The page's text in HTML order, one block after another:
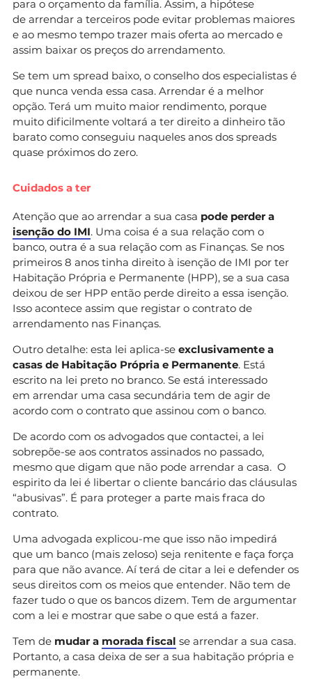
para o orçamento da família. Assim, a hipótese
de arrendar a terceiros pode evitar problemas maiores
e ao mesmo tempo trazer mais oferta ao mercado e
assim baixar os preços do arrendamento.
Se tem um spread baixo, o conselho dos especialistas é
que nunca venda essa casa. Arrendar é a melhor
opção. Terá um muito maior rendimento, porque
muito dificilmente voltará a ter direito a dinheiro tão
barato como conseguiu naqueles anos dos spreads
quase próximos do zero.
Cuidados a ter
Atenção que ao arrendar a sua casa pode perder a
isenção do IMI. Uma coisa é a sua relação com o
banco, outra é a sua relação com as Finanças. Se nos
primeiros 8 anos tinha direito à isenção de IMI por ter
Habitação Própria e Permanente (HPP), se a sua casa
deixou de ser HPP então perde direito a essa isenção.
Isso acontece assim que registar o contrato de
arrendamento nas Finanças.
Outro detalhe: esta lei aplica-se exclusivamente a
casas de Habitação Própria e Permanente. Está
escrito na lei preto no branco. Se está interessado
em arrendar uma casa secundária tem de agir de
acordo com o contrato que assinou com o banco.
De acordo com os advogados que contactei, a lei
sobrepõe-se aos contratos assinados no passado,
mesmo que digam que não pode arrendar a casa. O
espirito da lei é libertar o cliente bancário das cláusulas
“abusivas”. É para proteger a parte mais fraca do
contrato.
Uma advogada explicou-me que isso não impedirá
que um banco (mais zeloso) seja renitente e faça força
para que não avance. Aí terá de citar a lei e defender os
seus direitos com os meios que entender. Não tem de
fazer tudo o que os bancos dizem. Tem de argumentar
com a lei e mostrar que sabe o que está a fazer.
Tem de mudar a morada fiscal se arrendar a sua casa.
Portanto, a casa deixa de ser a sua habitação própria e
permanente.